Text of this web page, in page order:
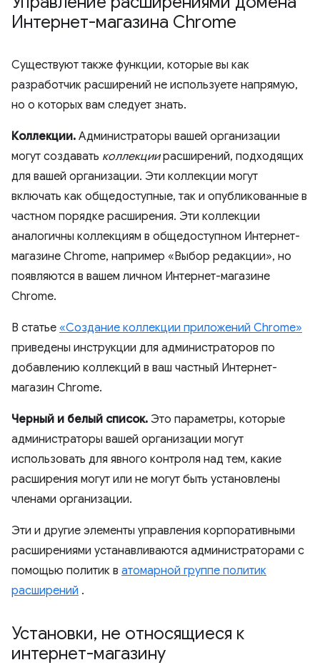
Интернет-магазина Chrome
Существуют также функции, которые вы как
разработчик расширений не используете напрямую,
но о которых вам следует знать.
Коллекции. Администраторы вашей организации
могут создавать коллекциирасширений, подходящих
для вашей организации. Эти коллекции могут
включать как общедоступные, так и опубликованные в
частном порядке расширения. Эти коллекции
аналогичны коллекциям в общедоступном Интернет-
магазине Chrome, например «Выбор редакции», но
появляются в вашем личном Интернет-магазине
Chrome.
В статье «Создание коллекции приложений Chrome»
приведены инструкции для администраторов по
добавлению коллекций в ваш частный Интернет-
магазин Chrome.
Черный и белый список. Это параметры, которые
администраторы вашей организации могут
использовать для явного контроля над тем, какие
расширения могут или не могут быть установлены
членами организации.
Эти и другие элементы управления корпоративными
расширениями устанавливаются администраторами с
помощью политик в атомарной группе политик
расширений .
Установки, не относящиеся к
интернет-магазину